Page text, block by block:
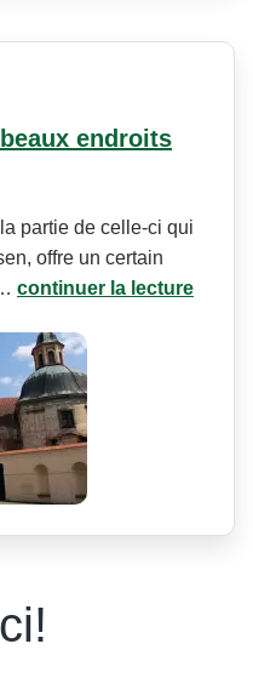
endroits
partie de celle-ci qui
offre un certain
continuer la lecture